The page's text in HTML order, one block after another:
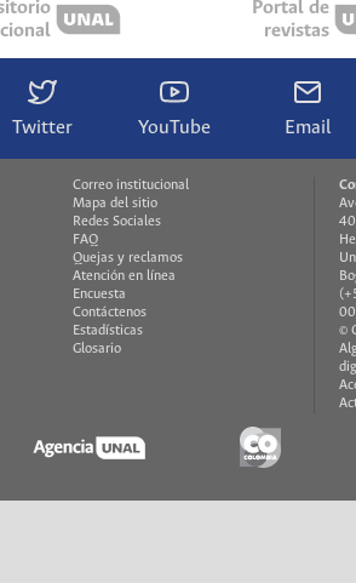
Portal de
revistas
Twitter YouTube Email
Correo institucional
Mapa del sitio
Redes Sociales
FAQ
Quejas y reclamos
Atención en línea
Encuesta
Contáctenos
Estadísticas
Glosario
©